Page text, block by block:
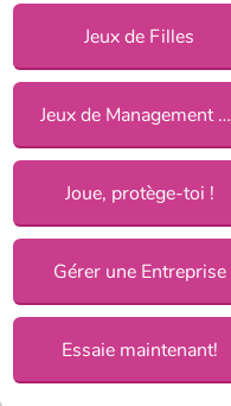
Jeux de Filles
Jeux de Management pour Filles
Joue, protège-toi !
Gérer une Entreprise
Essaie maintenant!